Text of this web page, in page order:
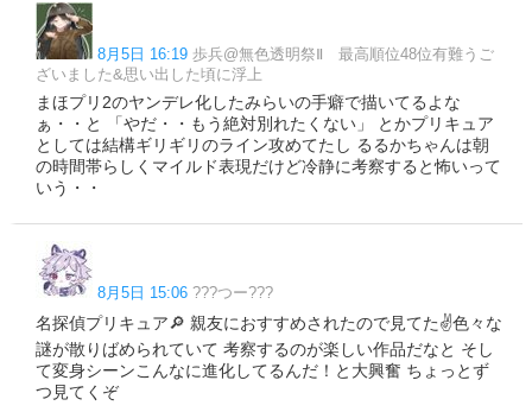
8月5日 16:19 歩兵@無色透明祭Ⅱ 最高順位48位有難うご
ざいました&思い出した頃に浮上
まほプリ2のヤンデレ化したみらいの手癖で描いてるよな
ぁ・・と 「やだ・・もう絶対別れたくない」 とかプリキュア
としては結構ギリギリのライン攻めてたし るるかちゃんは朝
の時間帯らしくマイルド表現だけど冷静に考察すると怖いって
いう・・
8月5日 15:06 ???つー???
名探偵プリキュア🔎 親友におすすめされたので見てた✌️色々な
謎が散りばめられていて 考察するのが楽しい作品だなと そし
て変身シーンこんなに進化してるんだ！と大興奮 ちょっとず
つ見てくぞ